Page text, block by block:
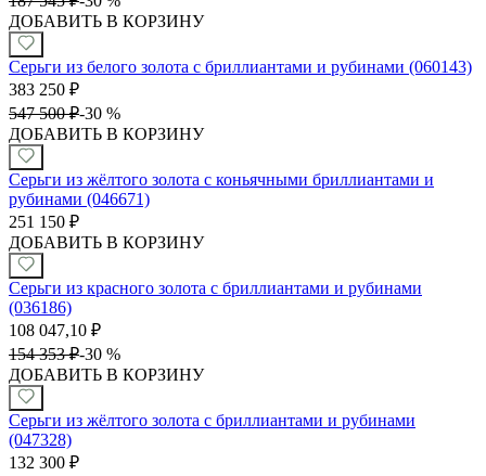
ДОБАВИТЬ В КОРЗИНУ
Серьги из белого золота с бриллиантами и рубинами (060143)
383 250 ₽
547 500 ₽-30 %
ДОБАВИТЬ В КОРЗИНУ
Серьги из жёлтого золота с коньячными бриллиантами и
рубинами (046671)
251 150 ₽
ДОБАВИТЬ В КОРЗИНУ
Серьги из красного золота с бриллиантами и рубинами
(036186)
108 047,10 ₽
154 353 ₽-30 %
ДОБАВИТЬ В КОРЗИНУ
Серьги из жёлтого золота с бриллиантами и рубинами
(047328)
132 300 ₽